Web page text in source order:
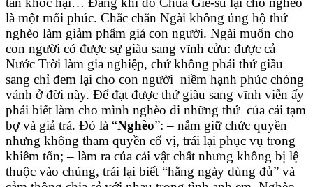
là một mối phúc. Chắc chắn Ngài không ủng hộ thứ
nghèo làm giảm phẩm giá con người. Ngài muốn cho
con người có được sự giàu sang vĩnh cửu: được cả
Nước Trời làm gia nghiệp, chứ không phải thứ giầu
sang chỉ đem lại cho con người niềm hạnh phúc chóng
vánh ở đời này. Để đạt được thứ giàu sang vĩnh viễn ấy
phải biết làm cho mình nghèo đi những thứ của cải tạm
bợ và giả trá. Đó là “Nghèo”: – nắm giữ chức quyền
nhưng không tham quyền cố vị, trái lại phục vụ trong
khiêm tốn; – làm ra của cải vật chất nhưng không bị lệ
thuộc vào chúng, trái lại biết “hằng ngày dùng đủ” và